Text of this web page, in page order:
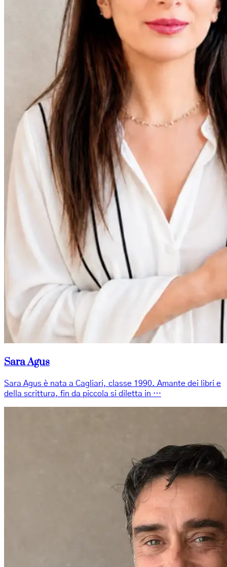
Sara Agus
Sara Agus è nata a Cagliari, classe 1990. Amante dei libri e
della scrittura, fin da piccola si diletta in …